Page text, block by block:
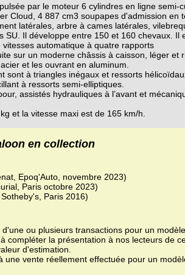
par le moteur 6 cylindres en ligne semi-
Cloud, 4 887 cm3 soupapes d'admission en
latérales, arbre à cames latérales,
SU. Il développe entre 150 et 160 chevaux. Il
automatique à quatre rapports
sur un moderne châssis à caisson, léger et
et les ouvrant en aluminum.
sont à triangles inégaux et ressorts
à ressorts semi-elliptiques.
assistés hydrauliques à l’avant et
et la vitesse maxi est de 165 km/h.
en collection
Epoq'Auto, novembre 2023)
Paris octobre 2023)
Paris 2016)
ou plusieurs transactions pour un modèle
compléter la présentation à nos lecteurs de
d'estimation.
une vente réellement effectuée pour un